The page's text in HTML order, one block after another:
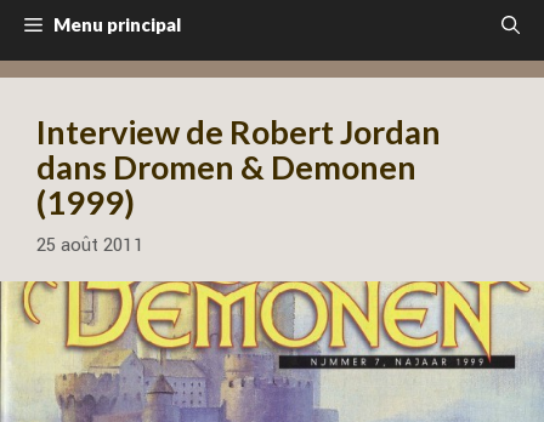
Menu principal
Interview de Robert Jordan
dans Dromen & Demonen
(1999)
25 août 2011